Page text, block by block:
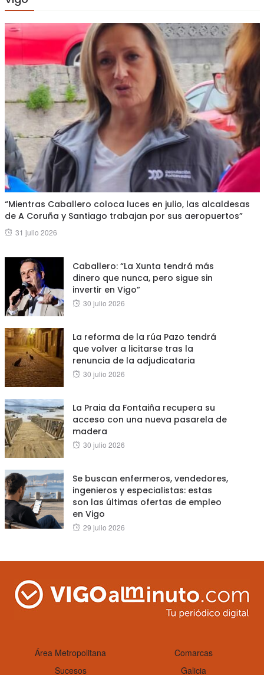
“Mientras Caballero coloca luces en julio, las alcaldesas
de A Coruña y Santiago trabajan por sus aeropuertos”
Posted
31 julio 2026
Caballero: “La Xunta tendrá más
dinero que nunca, pero sigue sin
invertir en Vigo”
Posted
30 julio 2026
La reforma de la rúa Pazo tendrá
que volver a licitarse tras la
renuncia de la adjudicataria
Posted
30 julio 2026
La Praia da Fontaiña recupera su
acceso con una nueva pasarela de
madera
Posted
30 julio 2026
Se buscan enfermeros, vendedores,
ingenieros y especialistas: estas
son las últimas ofertas de empleo
en Vigo
Posted
29 julio 2026
Área Metropolitana
Comarcas
Sucesos
Galicia